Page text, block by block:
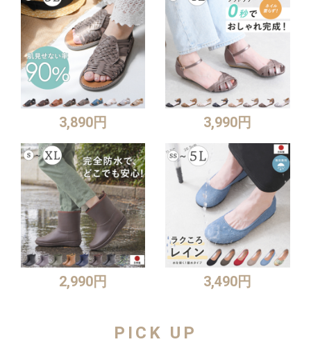
3,890円 3,990円
2,990円 3,490円
PICK UP